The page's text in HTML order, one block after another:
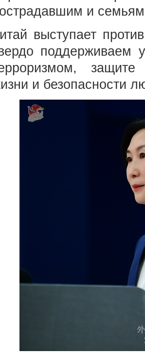
и
выступает
поддерживаем
защите
и безопасности